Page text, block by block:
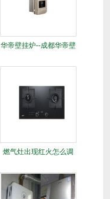
华帝壁挂炉--成都华帝壁
燃气灶出现红火怎么调